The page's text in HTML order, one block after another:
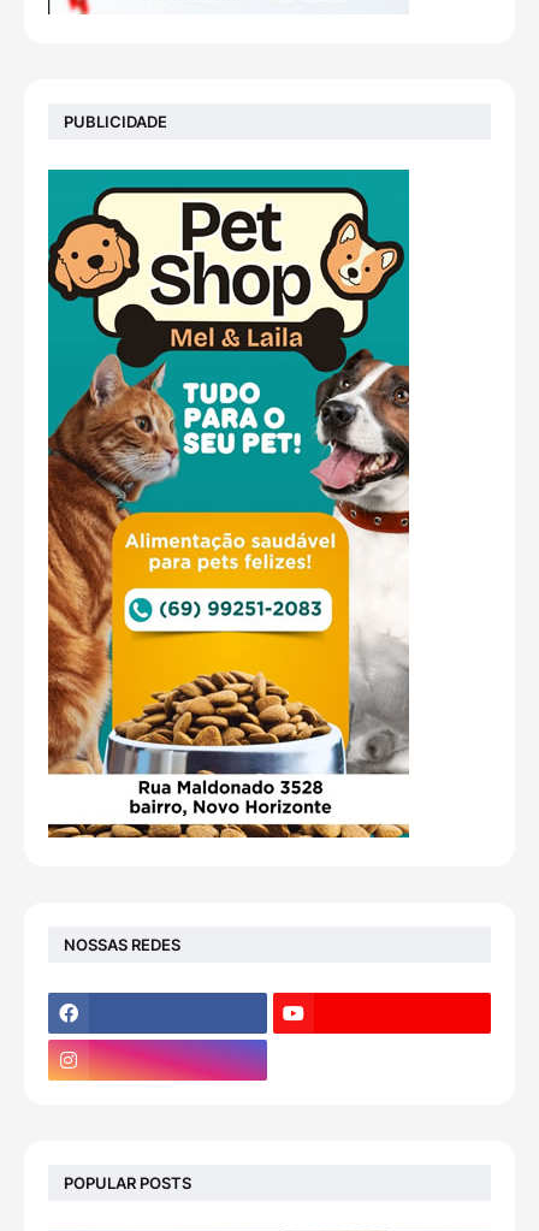
PUBLICIDADE
NOSSAS REDES
POPULAR POSTS